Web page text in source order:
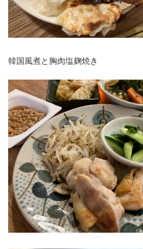
韓国風煮と胸肉塩麹焼き